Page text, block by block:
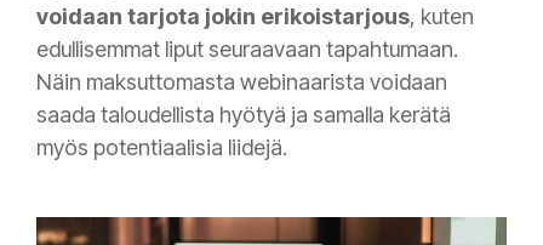
voidaan tarjota jokin erikoistarjous, kuten
edullisemmat liput seuraavaan tapahtumaan.
Näin maksuttomasta webinaarista voidaan
saada taloudellista hyötyä ja samalla kerätä
myös potentiaalisia liidejä.